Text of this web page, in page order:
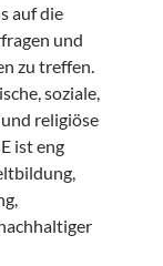
auf die
und
zu treffen.
soziale,
religiöse
ist eng